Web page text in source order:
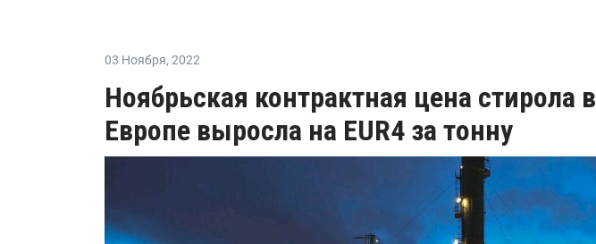
03 Ноября, 2022
Ноябрьская контрактная цена стирола в
Европе выросла на EUR4 за тонну